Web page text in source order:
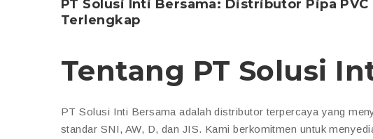
PT Solusi Inti Bersama: Distributor Pipa PVC
Terlengkap
Tentang PT Solusi
PT Solusi Inti Bersama adalah distributor terpercaya yang
standar SNI, AW, D, dan JIS. Kami berkomitmen untuk